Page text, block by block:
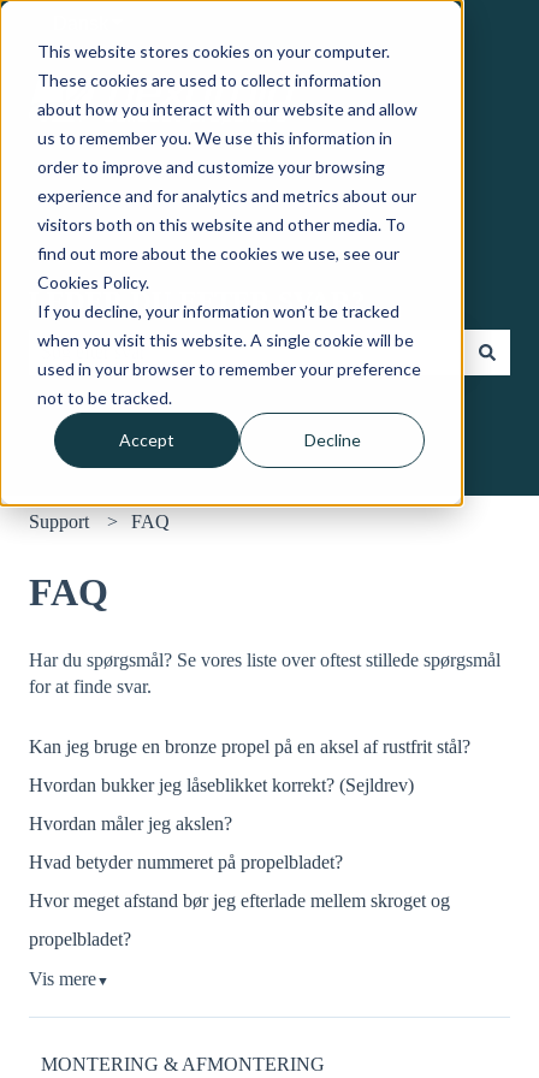
This website stores cookies on your computer.
These cookies are used to collect information
about how you interact with our website and allow
us to remember you. We use this information in
order to improve and customize your browsing
experience and for analytics and metrics about our
visitors both on this website and other media. To
find out more about the cookies we use, see our
Cookies Policy.
If you decline, your information won’t be tracked
when you visit this website. A single cookie will be
used in your browser to remember your preference
not to be tracked.
Accept Decline
LEDER DU EFTER SVAR?
Der er ingen forslag, da søgefeltet er tomt.
Support FAQ
FAQ
Har du spørgsmål? Se vores liste over oftest stillede spørgsmål
for at finde svar.
Kan jeg bruge en bronze propel på en aksel af rustfrit stål?
Hvordan bukker jeg låseblikket korrekt? (Sejldrev)
Hvordan måler jeg akslen?
Hvad betyder nummeret på propelbladet?
Hvor meget afstand bør jeg efterlade mellem skroget og
propelbladet?
Vis mere▼
MONTERING & AFMONTERING